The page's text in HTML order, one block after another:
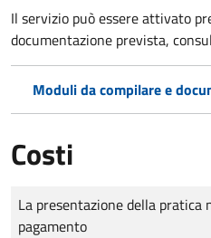
Il servizio può essere attivato
documentazione prevista,
Moduli da compilare e
Costi
Tipo di pagamento
Importo
La presentazione della pratica
pagamento